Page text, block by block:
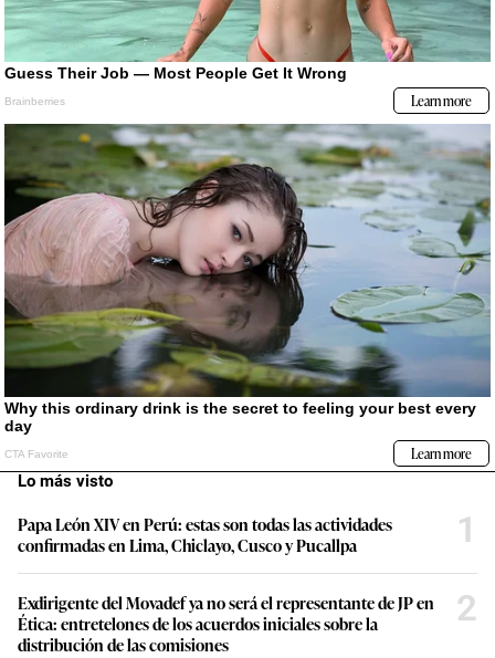
Lo más visto
Papa León XIV en Perú: estas son todas las actividades
confirmadas en Lima, Chiclayo, Cusco y Pucallpa
1
Exdirigente del Movadef ya no será el representante de JP en
Ética: entretelones de los acuerdos iniciales sobre la
distribución de las comisiones
2